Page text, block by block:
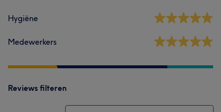
Hygiëne
Medewerkers
Reviews filteren